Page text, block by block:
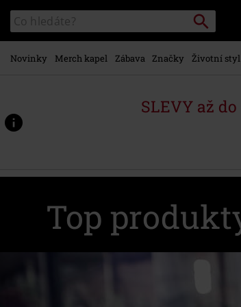
hlavnímu
obsahu
Katalog
vyhledávání
Vyhledávání
Novinky Merch kapel Zábava Značky Životní styl
SLEVY až do
Top